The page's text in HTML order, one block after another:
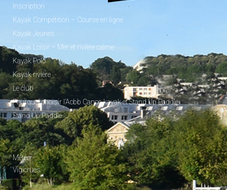
Inscription
Kayak Compétition – Course en ligne
Kayak Jeunes
Kayak Loisir – Mer et rivière calme
Kayak Polo
Kayak rivière
Le club
Pourquoi choisir l’Acbb Canoe-kayak et Stand Up Paddle
Stand Up Paddle
_
Météo
Vigicrues